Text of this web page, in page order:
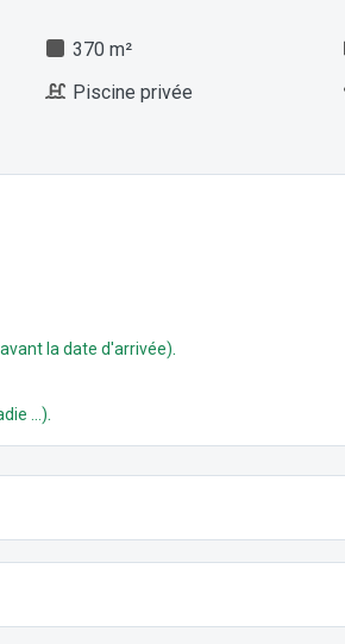
370 m²
Piscine privée
la date d'arrivée).
...).